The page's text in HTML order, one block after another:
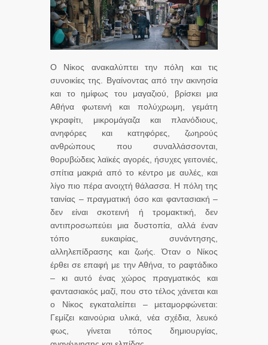
Ο Νίκος ανακαλύπτει την πόλη και τις
συνοικίες της. Βγαίνοντας από την ακινησία
και το ημίφως του μαγαζιού, βρίσκει μια
Αθήνα φωτεινή και πολύχρωμη, γεμάτη
γκραφίτι, μικρομάγαζα και πλανόδιους,
ανηφόρες και κατηφόρες, ζωηρούς
ανθρώπους που συναλλάσσονται,
θορυβώδεις λαϊκές αγορές, ήσυχες γειτονιές,
σπίτια μακριά από το κέντρο με αυλές, και
λίγο πιο πέρα ανοιχτή θάλασσα. Η πόλη της
ταινίας – πραγματική όσο και φαντασιακή –
δεν είναι σκοτεινή ή τρομακτική, δεν
αντιπροσωπεύει μια δυστοπία, αλλά έναν
τόπο ευκαιρίας, συνάντησης,
αλληλεπίδρασης και ζωής. Όταν ο Νίκος
έρθει σε επαφή με την Αθήνα, το ραφτάδικο
– κι αυτό ένας χώρος πραγματικός και
φαντασιακός μαζί, που στο τέλος χάνεται και
ο Νίκος εγκαταλείπει – μεταμορφώνεται:
Γεμίζει καινούρια υλικά, νέα σχέδια, λευκό
φως, γίνεται τόπος δημιουργίας,